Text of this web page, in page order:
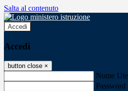
Salta al contenuto
Accedi
Accedi
button close ×
Nome
Password